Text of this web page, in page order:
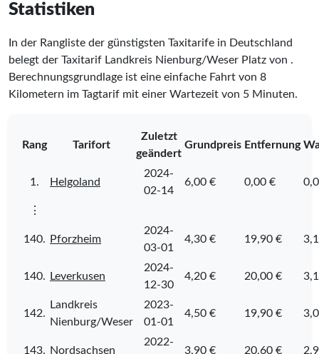
Statistiken
In der Rangliste der günstigsten Taxitarife in Deutschland
belegt der Taxitarif Landkreis Nienburg/Weser Platz von .
Berechnungsgrundlage ist eine einfache Fahrt von 8
Kilometern im Tagtarif mit einer Wartezeit von 5 Minuten.
Rang Tarifort
Zuletzt
geändert
Grundpreis Entfernung
1. Helgoland
2024-
02-14
6,00 € 0,00 €
⋮
140. Pforzheim
2024-
03-01
4,30 € 19,90 €
140. Leverkusen
2024-
12-30
4,20 € 20,00 €
142.
Landkreis
Nienburg/Weser
2023-
01-01
4,50 € 19,90 €
143. Nordsachsen
2022-
3,90 € 20,60 €